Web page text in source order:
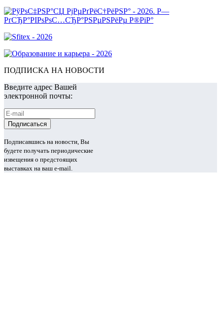
ПОДПИСКА НА НОВОСТИ
Введите адрес Вашей
электронной почты:
Подписавшись на новости, Вы
будете получать периодические
извещения о предстоящих
выставках на ваш e-mail.